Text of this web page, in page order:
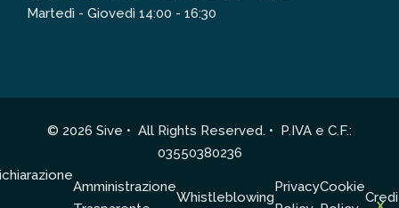
Martedì - Giovedì 14:00 - 16:30
© 2026 Sive • All Rights Reserved. • P.IVA e C.F.:
03550380236
Amministrazione
Whistleblowing
PrivacyCookie